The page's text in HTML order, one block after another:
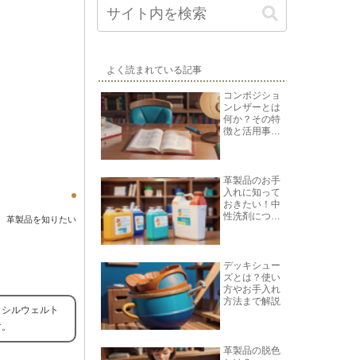
革製品を知りたい
ルウェルト
よく読まれている記事
コンポジショ
ンレザーとは
何か？その特
徴と活用事例
革製品のお手
入れに知って
おきたい！中
性洗剤につい
デッキシュー
ズとは？使い
方やお手入れ
方法まで解説
革製品の脱色